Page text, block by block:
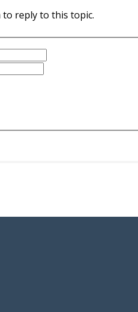
reply to this topic.